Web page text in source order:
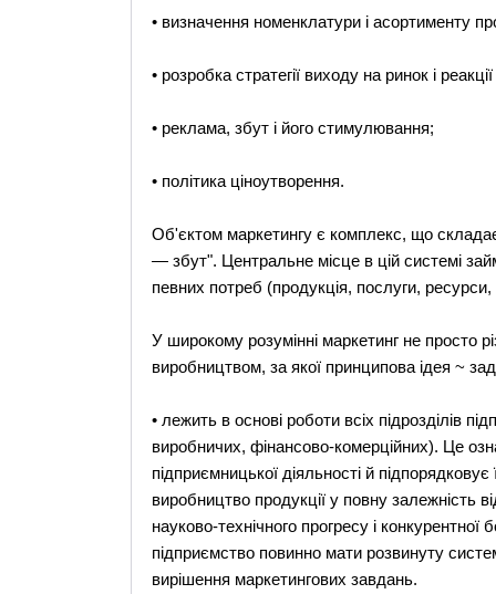
• визначення номенклатури і асортименту
• розробка стратегії виходу на ринок і
• реклама, збут і його стимулювання;
• політика ціноутворення.
Об'єктом маркетингу є комплекс, що
— збут". Центральне місце в цій системі
певних потреб (продукція, послуги, ресурси,
У широкому розумінні маркетинг не просто
виробництвом, за якої принципова ідея ~
• лежить в основі роботи всіх підрозділів
виробничих, фінансово-комерційних). Це
підприємницької діяльності й
виробництво продукції у повну залежність
науково-технічного прогресу і
підприємство повинно мати розвинуту
вирішення маркетингових завдань.